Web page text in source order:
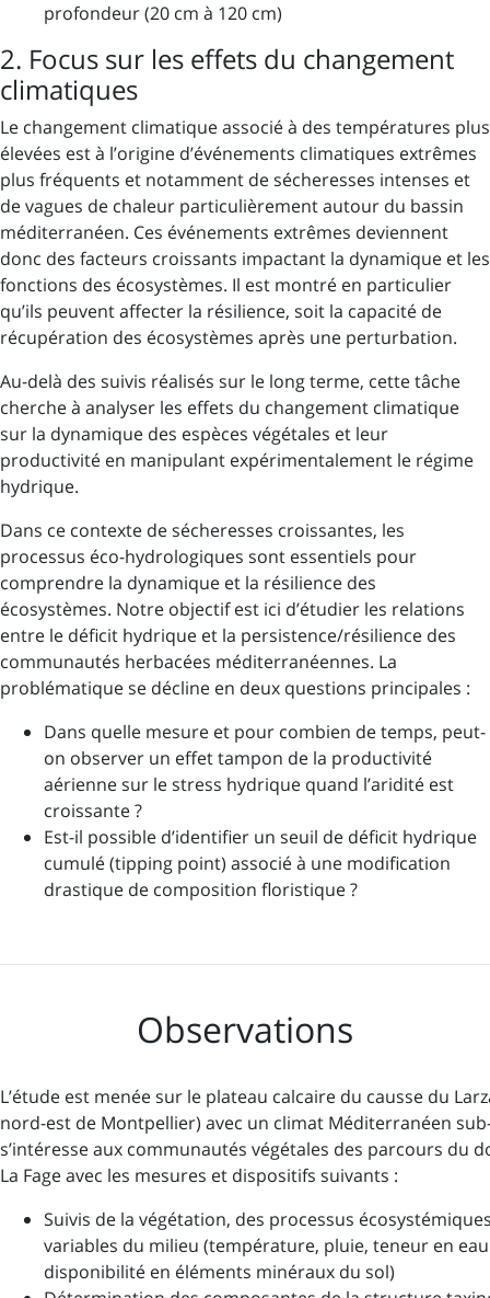
profondeur (20 cm à 120 cm)
2. Focus sur les effets du changement
climatiques
Le changement climatique associé à des températures plus
élevées est à l’origine d’événements climatiques extrêmes
plus fréquents et notamment de sécheresses intenses et
de vagues de chaleur particulièrement autour du bassin
méditerranéen. Ces événements extrêmes deviennent
donc des facteurs croissants impactant la dynamique et les
fonctions des écosystèmes. Il est montré en particulier
qu’ils peuvent affecter la résilience, soit la capacité de
récupération des écosystèmes après une perturbation.
Au-delà des suivis réalisés sur le long terme, cette tâche
cherche à analyser les effets du changement climatique
sur la dynamique des espèces végétales et leur
productivité en manipulant expérimentalement le régime
hydrique.
Dans ce contexte de sécheresses croissantes, les
processus éco-hydrologiques sont essentiels pour
comprendre la dynamique et la résilience des
écosystèmes. Notre objectif est ici d’étudier les relations
entre le déficit hydrique et la persistence/résilience des
communautés herbacées méditerranéennes. La
problématique se décline en deux questions principales :
Dans quelle mesure et pour combien de temps, peut-
on observer un effet tampon de la productivité
aérienne sur le stress hydrique quand l’aridité est
croissante ?
Est-il possible d’identifier un seuil de déficit hydrique
cumulé (tipping point) associé à une modification
drastique de composition floristique ?
Observations
L’étude est menée sur le plateau calcaire du causse du
nord-est de Montpellier) avec un climat Méditerranéen
s’intéresse aux communautés végétales des parcours du
La Fage avec les mesures et dispositifs suivants :
Suivis de la végétation, des processus
variables du milieu (température, pluie, teneur en
disponibilité en éléments minéraux du sol)